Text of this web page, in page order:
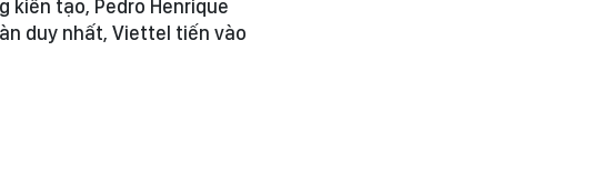
kiến tạo, Pedro Henrique
duy nhất, Viettel tiến vào